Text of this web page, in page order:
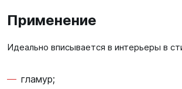
Применение
Идеально вписывается в интерьеры в
гламур;